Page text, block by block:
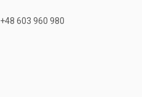
+48 603 960 980